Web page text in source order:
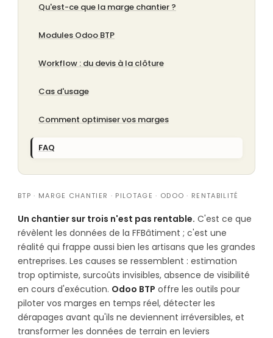
Qu'est-ce que la marge chantier ?
Modules Odoo BTP
Workflow : du devis à la clôture
Cas d'usage
Comment optimiser vos marges
FAQ
BTP · MARGE CHANTIER · PILOTAGE · ODOO · RENTABILITÉ
Un chantier sur trois n'est pas rentable. C'est ce que
révèlent les données de la FFBâtiment ; c'est une
réalité qui frappe aussi bien les artisans que les grandes
entreprises. Les causes se ressemblent : estimation
trop optimiste, surcoûts invisibles, absence de visibilité
en cours d'exécution. Odoo BTP offre les outils pour
piloter vos marges en temps réel, détecter les
dérapages avant qu'ils ne deviennent irréversibles, et
transformer les données de terrain en leviers